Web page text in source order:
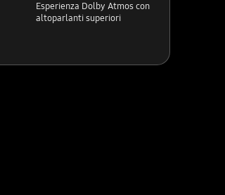
Esperienza Dolby Atmos con
altoparlanti superiori